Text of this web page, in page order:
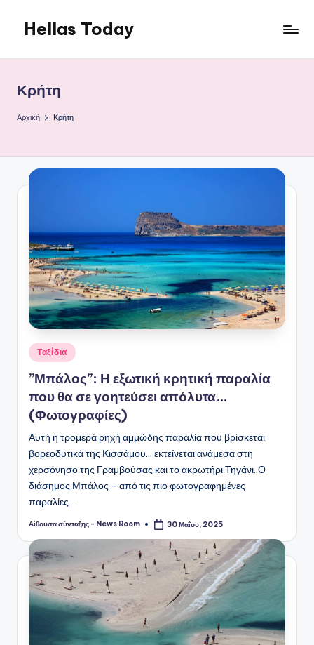
Μετάβαση
περιεχόμενο
Hellas Today
Κρήτη
Αρχική Κρήτη
Αναρτήθηκε
σε
Ταξίδια
”Μπάλος”: Η εξωτική κρητική παραλία
που θα σε γοητεύσει απόλυτα…
(Φωτογραφίες)
Αυτή η τρομερά ρηχή αμμώδης παραλία που βρίσκεται
βορεοδυτικά της Κισσάμου... εκτείνεται ανάμεσα στη
χερσόνησο της Γραμβούσας και το ακρωτήρι Τηγάνι. Ο
διάσημος Μπάλος - από τις πιο φωτογραφημένες
παραλίες…
Συγγραφέας:
Αίθουσα σύνταξης - News Room 30 Μαΐου, 2025